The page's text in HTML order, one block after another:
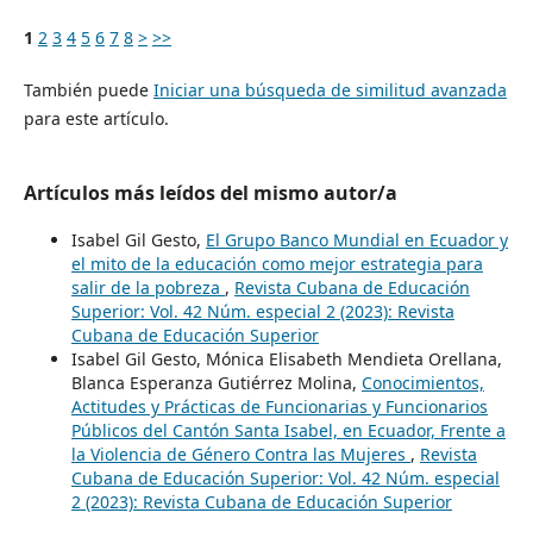
1 2 3 4 5 6 7 8 > >>
También puede Iniciar una búsqueda de similitud avanzada
para este artículo.
Artículos más leídos del mismo autor/a
Isabel Gil Gesto, El Grupo Banco Mundial en Ecuador y
el mito de la educación como mejor estrategia para
salir de la pobreza , Revista Cubana de Educación
Superior: Vol. 42 Núm. especial 2 (2023): Revista
Cubana de Educación Superior
Isabel Gil Gesto, Mónica Elisabeth Mendieta Orellana,
Blanca Esperanza Gutiérrez Molina, Conocimientos,
Actitudes y Prácticas de Funcionarias y Funcionarios
Públicos del Cantón Santa Isabel, en Ecuador, Frente a
la Violencia de Género Contra las Mujeres , Revista
Cubana de Educación Superior: Vol. 42 Núm. especial
2 (2023): Revista Cubana de Educación Superior